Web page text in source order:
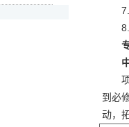
到必
动，